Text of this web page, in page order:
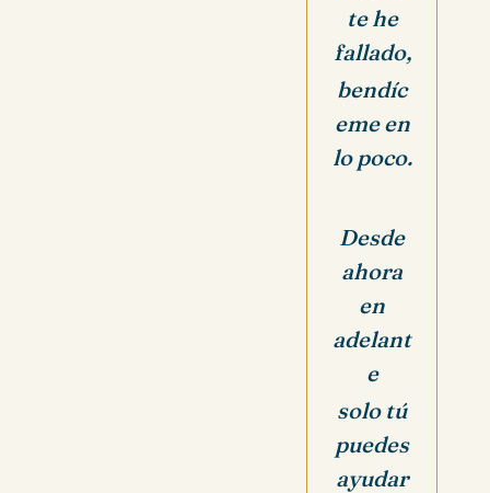
te he
fallado,
bendíc
eme en
lo poco.
Desde
ahora
en
adelant
e
solo tú
puedes
ayudar